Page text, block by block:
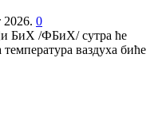
2026. 0
БиХ /ФБиХ/ сутра ће
ваздуха биће